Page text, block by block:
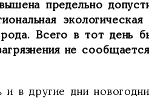
предельно
Всего в тот день
не
в другие дни